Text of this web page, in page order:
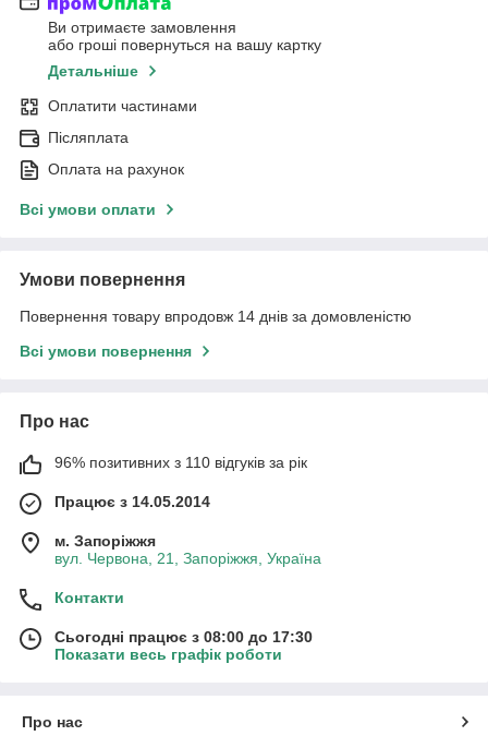
Ви отримаєте замовлення
або гроші повернуться на вашу картку
Детальніше
Оплатити частинами
Післяплата
Оплата на рахунок
Всі умови оплати
Умови повернення
Повернення товару впродовж 14 днів за домовленістю
Всі умови повернення
Про нас
96% позитивних з 110 відгуків за рік
Працює з 14.05.2014
м. Запоріжжя
вул. Червона, 21, Запоріжжя, Україна
Контакти
Сьогодні працює з 08:00 до 17:30
Показати весь графік роботи
Про нас